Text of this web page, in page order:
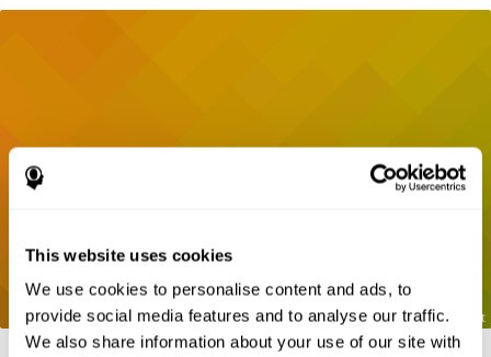
This website uses cookies
We use cookies to personalise content and ads, to
provide social media features and to analyse our traffic.
We also share information about your use of our site with